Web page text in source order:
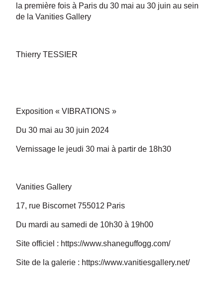
la première fois à Paris du 30 mai au 30 juin au sein
de la Vanities Gallery
Thierry TESSIER
Exposition « VIBRATIONS »
Du 30 mai au 30 juin 2024
Vernissage le jeudi 30 mai à partir de 18h30
Vanities Gallery
17, rue Biscornet 755012 Paris
Du mardi au samedi de 10h30 à 19h00
Site officiel : https://www.shaneguffogg.com/
Site de la galerie : https://www.vanitiesgallery.net/